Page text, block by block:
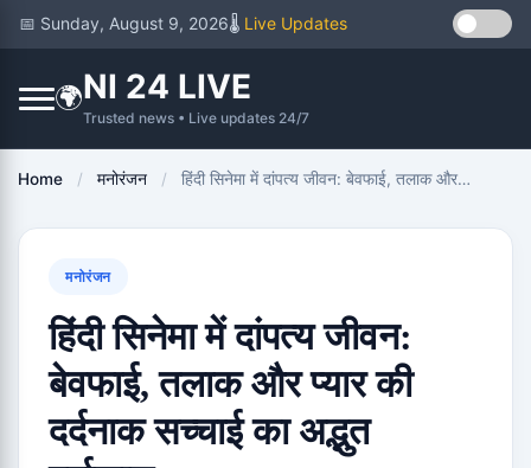
📅 Sunday, August 9, 2026🌡️ Live Updates
🌍NI 24 LIVE
Trusted news • Live updates 24/7
Home / मनोरंजन / हिंदी सिनेमा में दांपत्य जीवन: बेवफाई, तलाक और…
मनोरंजन
हिंदी सिनेमा में दांपत्य जीवन:
बेवफाई, तलाक और प्यार की
दर्दनाक सच्चाई का अद्भुत